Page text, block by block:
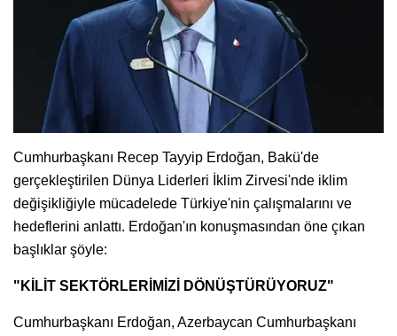
Cumhurbaşkanı Recep Tayyip Erdoğan, Bakü'de
gerçekleştirilen Dünya Liderleri İklim Zirvesi'nde iklim
değişikliğiyle mücadelede Türkiye'nin çalışmalarını ve
hedeflerini anlattı. Erdoğan'ın konuşmasından öne çıkan
başlıklar şöyle:
"KİLİT SEKTÖRLERİMİZİ DÖNÜŞTÜRÜYORUZ"
Cumhurbaşkanı Erdoğan, Azerbaycan Cumhurbaşkanı